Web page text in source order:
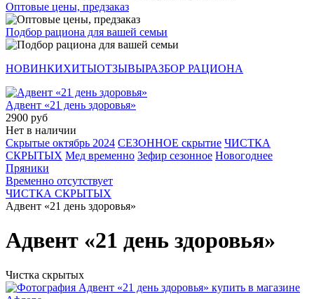
Оптовые цены, предзаказ
Подбор рациона для вашей семьи
НОВИНКИХИТЫОТЗЫВЫРАЗБОР РАЦИОНА
Адвент «21 день здоровья»
2900 руб
Нет в наличии
Скрытые октябрь 2024 СЕЗОННОЕ скрытие ЧИСТКА
СКРЫТЫХ Мед временно Зефир сезонное Новогоднее
Пряники
Временно отсутствует
ЧИСТКА СКРЫТЫХ
Адвент «21 день здоровья»
Адвент «21 день здоровья»
Чистка скрытых